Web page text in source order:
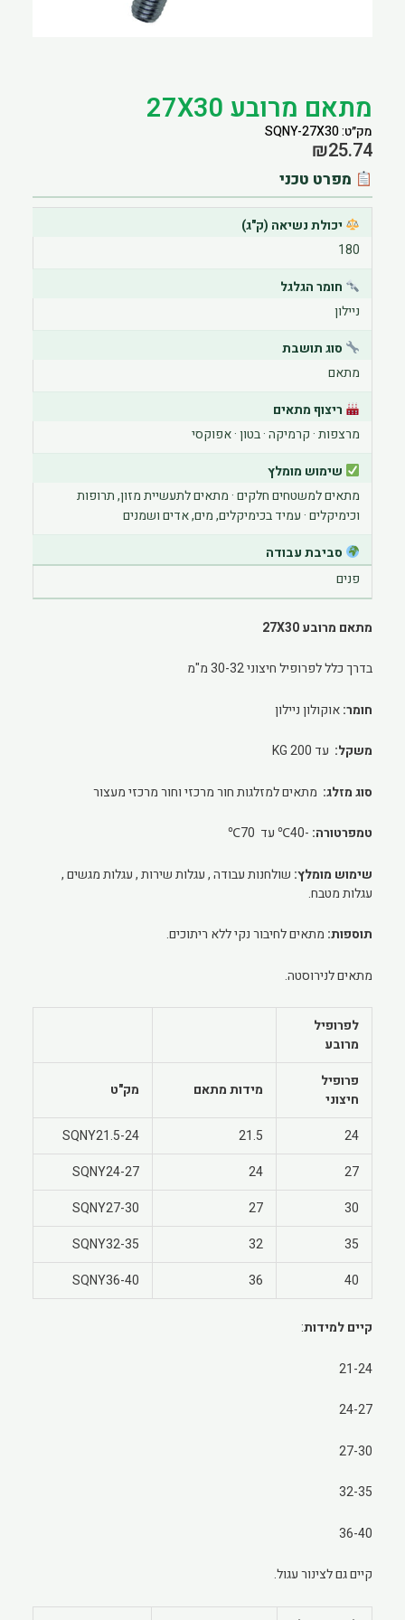
מתאם מרובע 27X30
מק״ט: SQNY-27X30
₪25.74
מפרט טכני
יכולת נשיאה (ק"ג)
180
חומר הגלגל
ניילון
סוג תושבת
מתאם
ריצוף מתאים
מרצפות · קרמיקה · בטון · אפוקסי
שימוש מומלץ
מתאים למשטחים חלקים · מתאים לתעשיית מזון, תרופות
וכימיקלים · עמיד בכימיקלים, מים, אדים ושמנים
סביבת עבודה
פנים
מתאם מרובע 27X30
בדרך כלל לפרופיל חיצוני 30-32 מ"מ
חומר:אוקולון ניילון
משקל: עד 200 KG
סוג מזלג: מתאים למזלגות חור מרכזי וחור מרכזי מעצור
טמפרטורה: -40℃ עד 70℃
שימוש מומלץ: שולחנות עבודה , עגלות שירות , עגלות מגשים ,
עגלות מטבח.
תוספות: מתאים לחיבור נקי ללא ריתוכים.
מתאים לנירוסטה.
לפרופיל
מרובע
פרופיל
חיצוני
מידות מתאם מק"ט
24
21.5
SQNY21.5-24
27
24
SQNY24-27
30
27
SQNY27-30
35
32
SQNY32-35
40
36
SQNY36-40
קיים למידות:
21-24
24-27
27-30
32-35
36-40
קיים גם לצינור עגול.